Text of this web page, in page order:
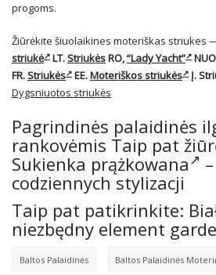
progoms.
Žiūrėkite šiuolaikines moteriškas striukes
striukė
LT.StriukėsRO,“Lady Yacht”
FR.Striukės EE.Moteriškos striukės Į.
Dygsniuotos striukės
Pagrindinės palaidinės
rankovėmis Taip pat
Sukienka prążkowana
codziennych stylizacji
Taip pat patikrinkite:
niezbędny element
Baltos Palaidinės Baltos Palaidinės